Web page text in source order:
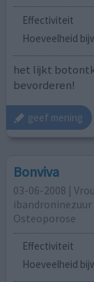
Effectiviteit
Hoeveelheid
het lijkt
bevorderen!
geef mening
Bonviva
03-06-2008 |
ibandroninezuur
Osteoporose
Effectiviteit
Hoeveelheid